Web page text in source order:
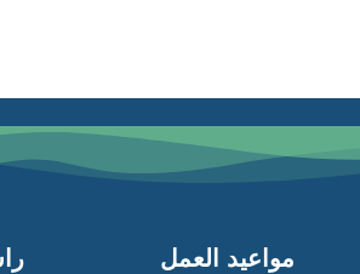
مواعيد العمل